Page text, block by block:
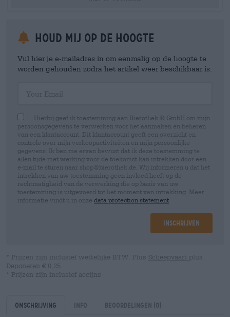
Houd mij op de hoogte
Vul hier je e-mailadres in om eenmalig op de hoogte te
worden gehouden zodra het artikel weer beschikbaar is.
Hierbij geef ik toestemming aan Bierothek ® GmbH om mijn
persoonsgegevens te verwerken voor het aanmaken en beheren
van een klantaccount. Dit klantaccount geeft een overzicht en
controle over mijn verkoopactiviteiten en mijn persoonlijke
gegevens. Ik ben me ervan bewust dat ik deze toestemming te
allen tijde met werking voor de toekomst kan intrekken door een
e-mail te sturen naar shop@bierothek.de. Wij informeren u dat het
intrekken van uw toestemming geen invloed heeft op de
rechtmatigheid van de verwerking die op basis van uw
toestemming is uitgevoerd tot het moment van intrekking. Meer
informatie vindt u in onze data protection statement
Inschrijven
* Prijzen zijn inclusief wettelijke BTW. Plus Scheepvaart plus
Deponeren € 0,25
* Prijzen zijn inclusief accijns
Omschrijving Info Beoordelingen (0)